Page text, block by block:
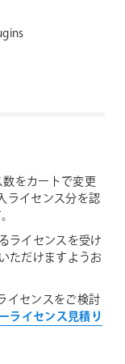
をカートで変更
ライセンス分を認
ライセンスを受け
ただけますようお
イセンスをご検討
ライセンス見積り